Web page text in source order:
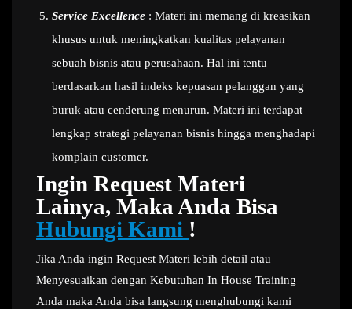
Service Excellence : Materi ini memang di kreasikan
khusus untuk meningkatkan kualitas pelayanan
sebuah bisnis atau perusahaan. Hal ini tentu
berdasarkan hasil indeks kepuasan pelanggan yang
buruk atau cenderung menurun. Materi ini terdapat
lengkap strategi pelayanan bisnis hingga menghadapi
komplain customer.
Ingin Request Materi
Lainya, Maka Anda Bisa
Hubungi Kami !
Jika Anda ingin Request Materi lebih detail atau
Menyesuaikan dengan Kebutuhan In House Training
Anda maka Anda bisa langsung menghubungi kami